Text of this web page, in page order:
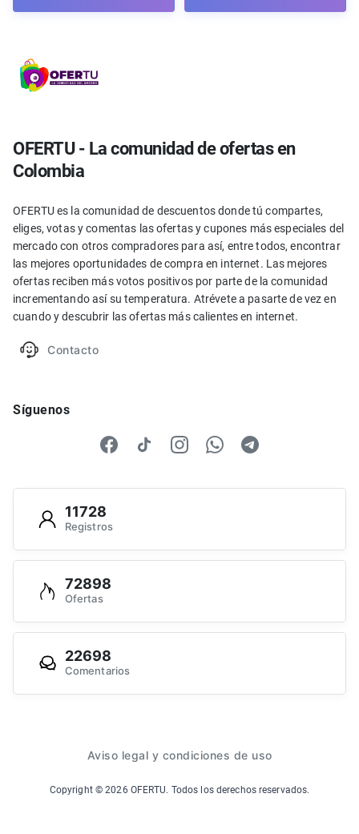
OFERTU - La comunidad de ofertas en
Colombia
OFERTU es la comunidad de descuentos donde tú compartes,
eliges, votas y comentas las ofertas y cupones más especiales del
mercado con otros compradores para así, entre todos, encontrar
las mejores oportunidades de compra en internet. Las mejores
ofertas reciben más votos positivos por parte de la comunidad
incrementando así su temperatura. Atrévete a pasarte de vez en
cuando y descubrir las ofertas más calientes en internet.
Contacto
Síguenos
11728
Registros
72898
Ofertas
22698
Comentarios
Aviso legal y condiciones de uso
Copyright ©2026 OFERTU. Todos los derechos reservados.